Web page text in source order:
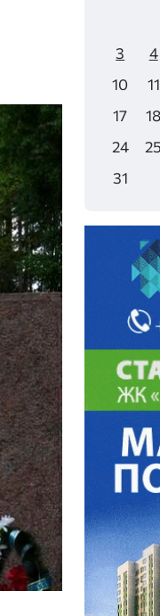
3
4
10
11
17
18
24
25
31